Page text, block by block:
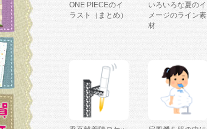
ONE PIECEのイ
ラスト（まとめ）
いろいろな夏のイ
メージのライン素
材